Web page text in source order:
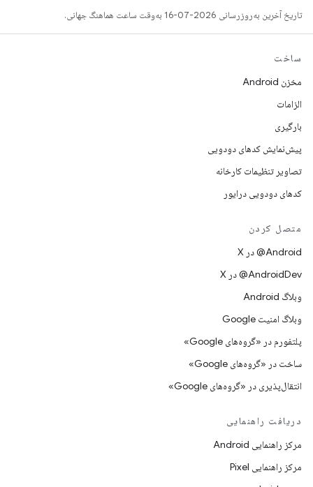
تاریخ آخرین به‌روزرسانی 2026-07-16 به‌وقت ساعت هماهنگ جهانی.
ساخت
مخزن Android
الزامات
بارگیری
پیش‌نمایش کدهای دودویی
تصاویر تنظیمات کارخانه
کدهای دودویی درایور
متصل کردن
‫‎@Android در X
‫‎@AndroidDev در X
وبلاگ Android
وبلاگ امنیت Google
پلتفورم در «گروه‌های Google»
ساخت در «گروه‌های Google»
انتقال‌پذیری در «گروه‌های Google»
دریافت راهنمایی
مرکز راهنمایی Android
مرکز راهنمایی Pixel